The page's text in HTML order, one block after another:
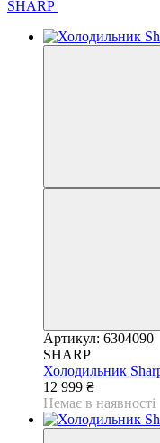
SHARP
Артикул: 6304090
SHARP
Холодильник
12 999 ₴
Немає в наявності